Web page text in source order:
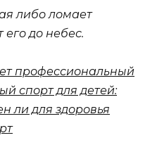
либо ломает
его до небес.
профессиональный
спорт для детей:
ли для здоровья